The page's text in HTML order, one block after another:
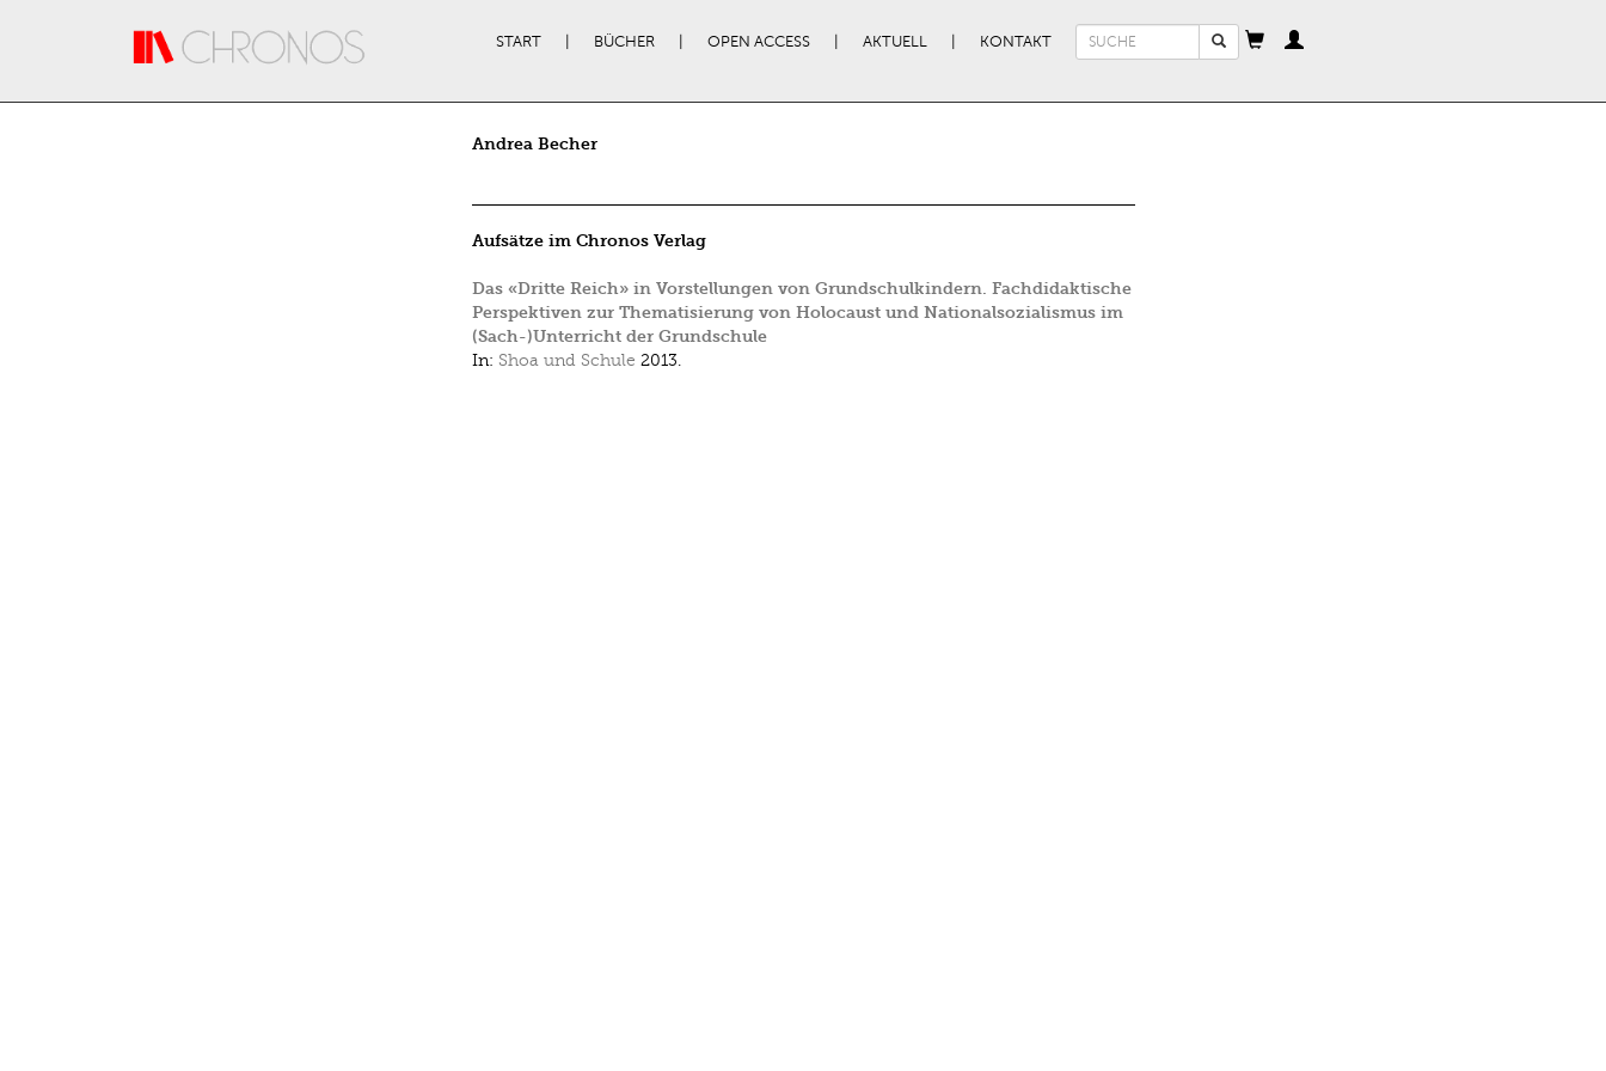
START BÜCHER OPEN ACCESS AKTUELL KONTAKT
Suchformular
Andrea Becher
Aufsätze im Chronos Verlag
Das «Dritte Reich» in Vorstellungen von Grundschulkindern. Fachdidaktische
Perspektiven zur Thematisierung von Holocaust und Nationalsozialismus im
(Sach-)Unterricht der Grundschule
In: Shoa und Schule 2013.